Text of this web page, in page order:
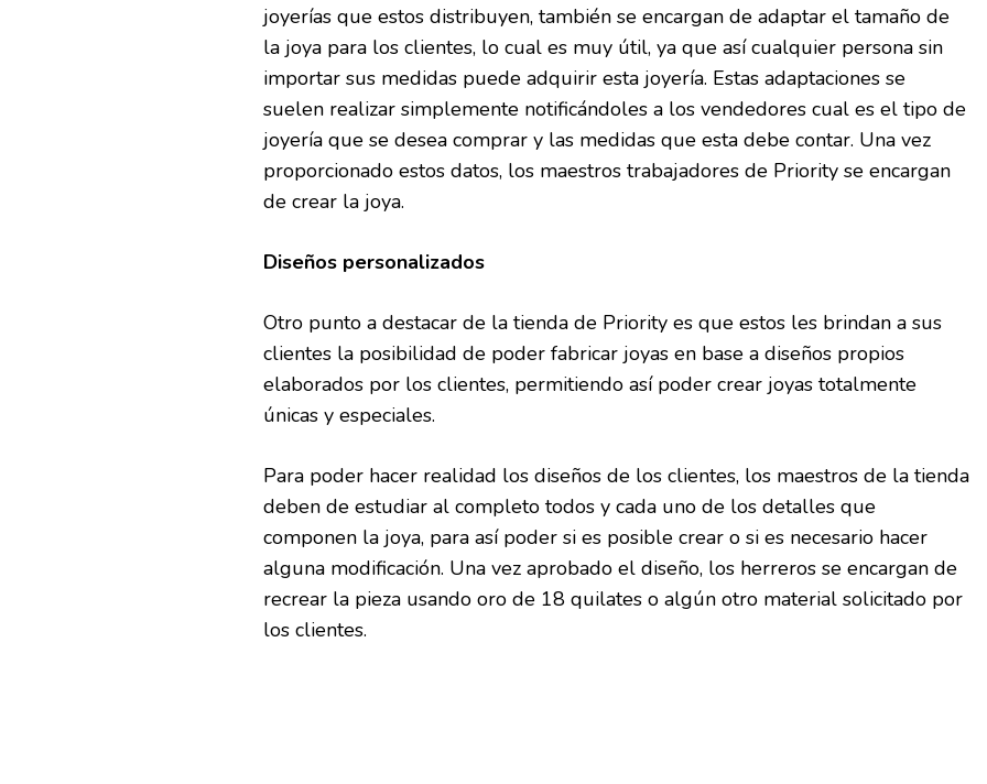
joyerías que estos distribuyen, también se encargan de adaptar el tamaño de
la joya para los clientes, lo cual es muy útil, ya que así cualquier persona sin
importar sus medidas puede adquirir esta joyería. Estas adaptaciones se
suelen realizar simplemente notificándoles a los vendedores cual es el tipo de
joyería que se desea comprar y las medidas que esta debe contar. Una vez
proporcionado estos datos, los maestros trabajadores de Priority se encargan
de crear la joya.
Diseños personalizados
Otro punto a destacar de la tienda de Priority es que estos les brindan a sus
clientes la posibilidad de poder fabricar joyas en base a diseños propios
elaborados por los clientes, permitiendo así poder crear joyas totalmente
únicas y especiales.
Para poder hacer realidad los diseños de los clientes, los maestros de la tienda
deben de estudiar al completo todos y cada uno de los detalles que
componen la joya, para así poder si es posible crear o si es necesario hacer
alguna modificación. Una vez aprobado el diseño, los herreros se encargan de
recrear la pieza usando oro de 18 quilates o algún otro material solicitado por
los clientes.